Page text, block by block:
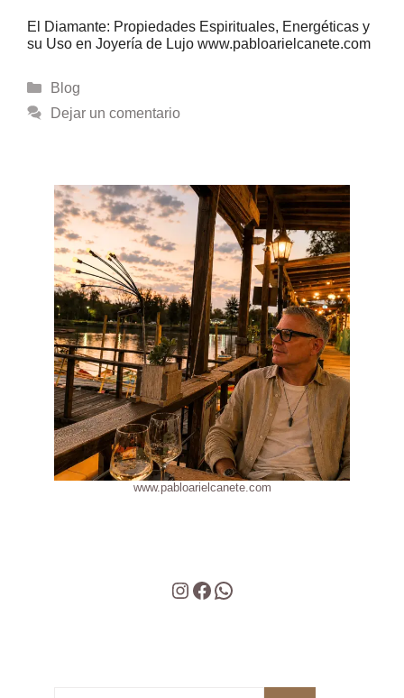
El Diamante: Propiedades Espirituales, Energéticas y
su Uso en Joyería de Lujo www.pabloarielcanete.com
Categorías
Blog
Dejar un comentario
www.pabloarielcanete.com
Instagram
Facebook
WhatsApp